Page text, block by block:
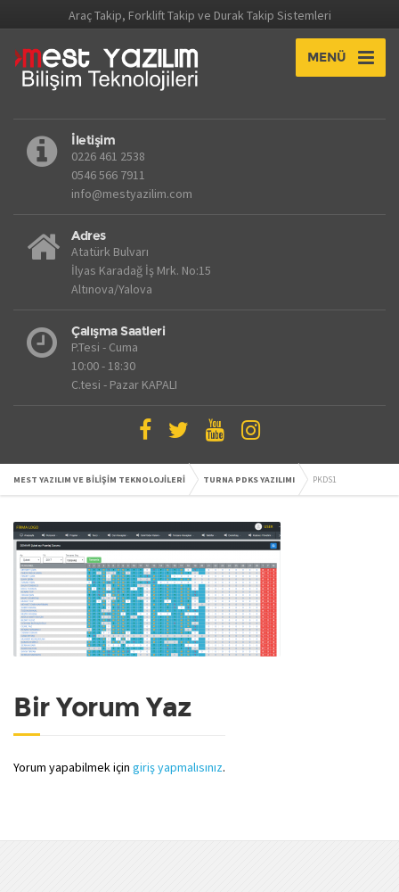
Araç Takip, Forklift Takip ve Durak Takip Sistemleri
MENÜ
İletişim
0226 461 2538
0546 566 7911
info@mestyazilim.com
Adres
Atatürk Bulvarı
İlyas Karadağ İş Mrk. No:15
Altınova/Yalova
Çalışma Saatleri
P.Tesi - Cuma
10:00 - 18:30
C.tesi - Pazar KAPALI
MEST YAZILIM VE BİLİŞİM TEKNOLOJİLERİ TURNA PDKS YAZILIMI PKDS1
Bir Yorum Yaz
Yorum yapabilmek için giriş yapmalısınız.